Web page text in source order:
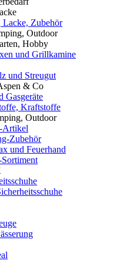
Lacke, Zubehör
Outdoor
Hobby
und Grillkamine
und Streugut
& Co
Gasgeräte
Kraftstoffe
Outdoor
Artikel
Zubehör
und Feuerhand